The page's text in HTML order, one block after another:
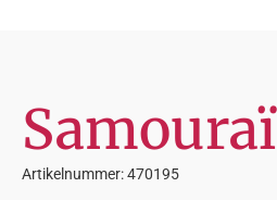
Samouraï
Artikelnummer: 470195